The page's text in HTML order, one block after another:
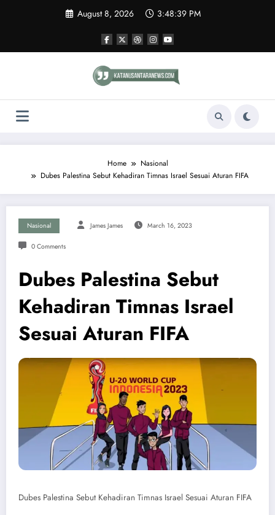
August 8, 2026 3:48:39 PM
Home
Nasional
Dubes Palestina Sebut Kehadiran Timnas Israel Sesuai Aturan FIFA
Nasional James James March 16, 2023
0 Comments
Dubes Palestina Sebut
Kehadiran Timnas Israel
Sesuai Aturan FIFA
Dubes Palestina Sebut Kehadiran Timnas Israel Sesuai Aturan FIFA